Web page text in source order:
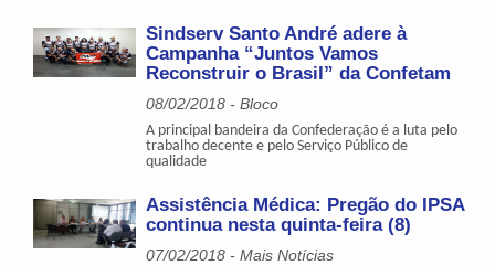
Sindserv Santo André adere à
Campanha “Juntos Vamos
Reconstruir o Brasil” da Confetam
08/02/2018 - Bloco
A principal bandeira da Confederação é a luta pelo
trabalho decente e pelo Serviço Público de
qualidade
Assistência Médica: Pregão do IPSA
continua nesta quinta-feira (8)
07/02/2018 - Mais Notícias